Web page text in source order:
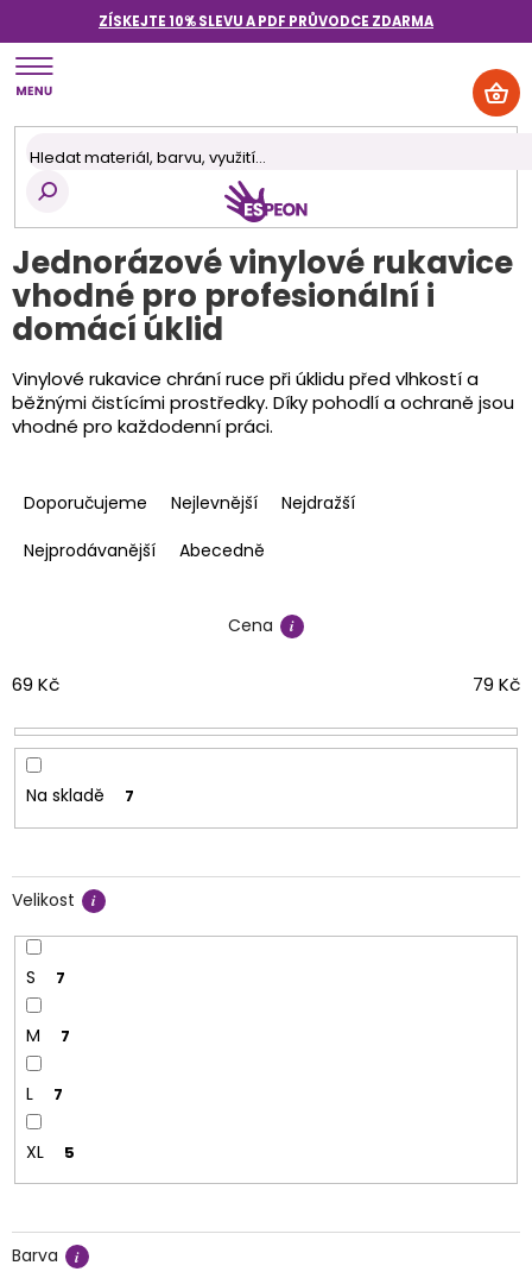
obsah
ZÍSKEJTE 10% SLEVU A PDF PRŮVODCE ZDARMA
Jednorázové vinylové rukavice
vhodné pro profesionální i
domácí úklid
Vinylové rukavice chrání ruce při úklidu před vlhkostí a
běžnými čistícími prostředky. Díky pohodlí a ochraně jsou
vhodné pro každodenní práci.
a
e
o
u
Doporučujeme Nejlevnější
Nejdražší
Nejprodávanější
Abecedně
Cena
69 Kč 79 Kč
Na skladě 7
Velikost
S 7
M 7
L 7
XL 5
Barva